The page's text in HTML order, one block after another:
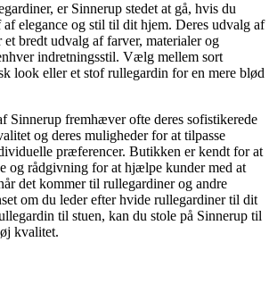
er Sinnerup stedet at gå, hvis du
elegance og stil til dit hjem. Deres udvalg af
bredt udvalg af farver, materialer og
indretningsstil. Vælg mellem sort
look eller et stof rullegardin for en mere blød
Sinnerup fremhæver ofte deres sofistikerede
og deres muligheder for at tilpasse
præferencer. Butikken er kendt for at
og rådgivning for at hjælpe kunder med at
det kommer til rullegardiner og andre
om du leder efter hvide rullegardiner til dit
til stuen, kan du stole på Sinnerup til
kvalitet.